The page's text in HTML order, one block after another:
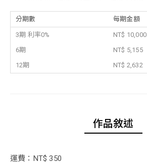
分期數 每期金額
3期 利率0%
NT$ 10,000
6期
NT$ 5,155
12期
NT$ 2,632
作品敘述
運費：NT$ 350